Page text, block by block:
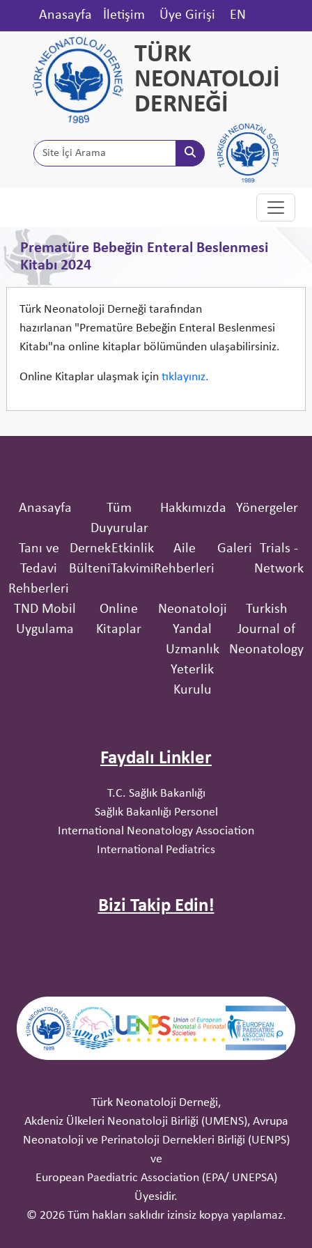
Anasayfa İletişim Üye Girişi EN
TÜRK
NEONATOLOJİ
DERNEĞİ
Prematüre Bebeğin Enteral Beslenmesi
Kitabı 2024
Türk Neonatoloji Derneği tarafından
hazırlanan "Prematüre Bebeğin Enteral Beslenmesi
Kitabı"na online kitaplar bölümünden ulaşabilirsiniz.
Online Kitaplar ulaşmak için tıklayınız.
Anasayfa
Tüm
Duyurular
Hakkımızda Yönergeler
Tanı ve
Tedavi
Rehberleri
Dernek
Bülteni
Etkinlik
Takvimi
Aile
Rehberleri
Galeri
Trials -
Network
TND Mobil
Uygulama
Online
Kitaplar
Neonatoloji
Yandal
Uzmanlık
Yeterlik
Kurulu
Turkish
Journal of
Neonatology
Faydalı Linkler
T.C. Sağlık Bakanlığı
Sağlık Bakanlığı Personel
International Neonatology Association
International Pediatrics
Bizi Takip Edin!
Türk Neonatoloji Derneği,
Akdeniz Ülkeleri Neonatoloji Birliği (UMENS), Avrupa
Neonatoloji ve Perinatoloji Dernekleri Birliği (UENPS)
ve
European Paediatric Association (EPA/ UNEPSA)
Üyesidir.
© 2026 Tüm hakları saklıdır izinsiz kopya yapılamaz.